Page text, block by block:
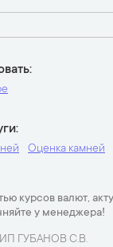
Оценка камней
курсов валют,
у менеджера!
ИП ГУБАНОВ С.В.